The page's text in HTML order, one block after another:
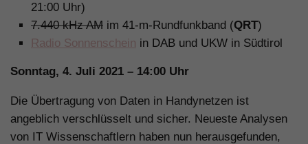
21:00 Uhr)
7.440 kHz AM im 41-m-Rundfunkband (QRT)
Radio Sonnenschein in DAB und UKW in Südtirol
Sonntag, 4. Juli 2021 – 14:00 Uhr
Die Übertragung von Daten in Handynetzen ist
angeblich verschlüsselt und sicher. Neueste Analysen
von IT Wissenschaftlern haben nun herausgefunden,